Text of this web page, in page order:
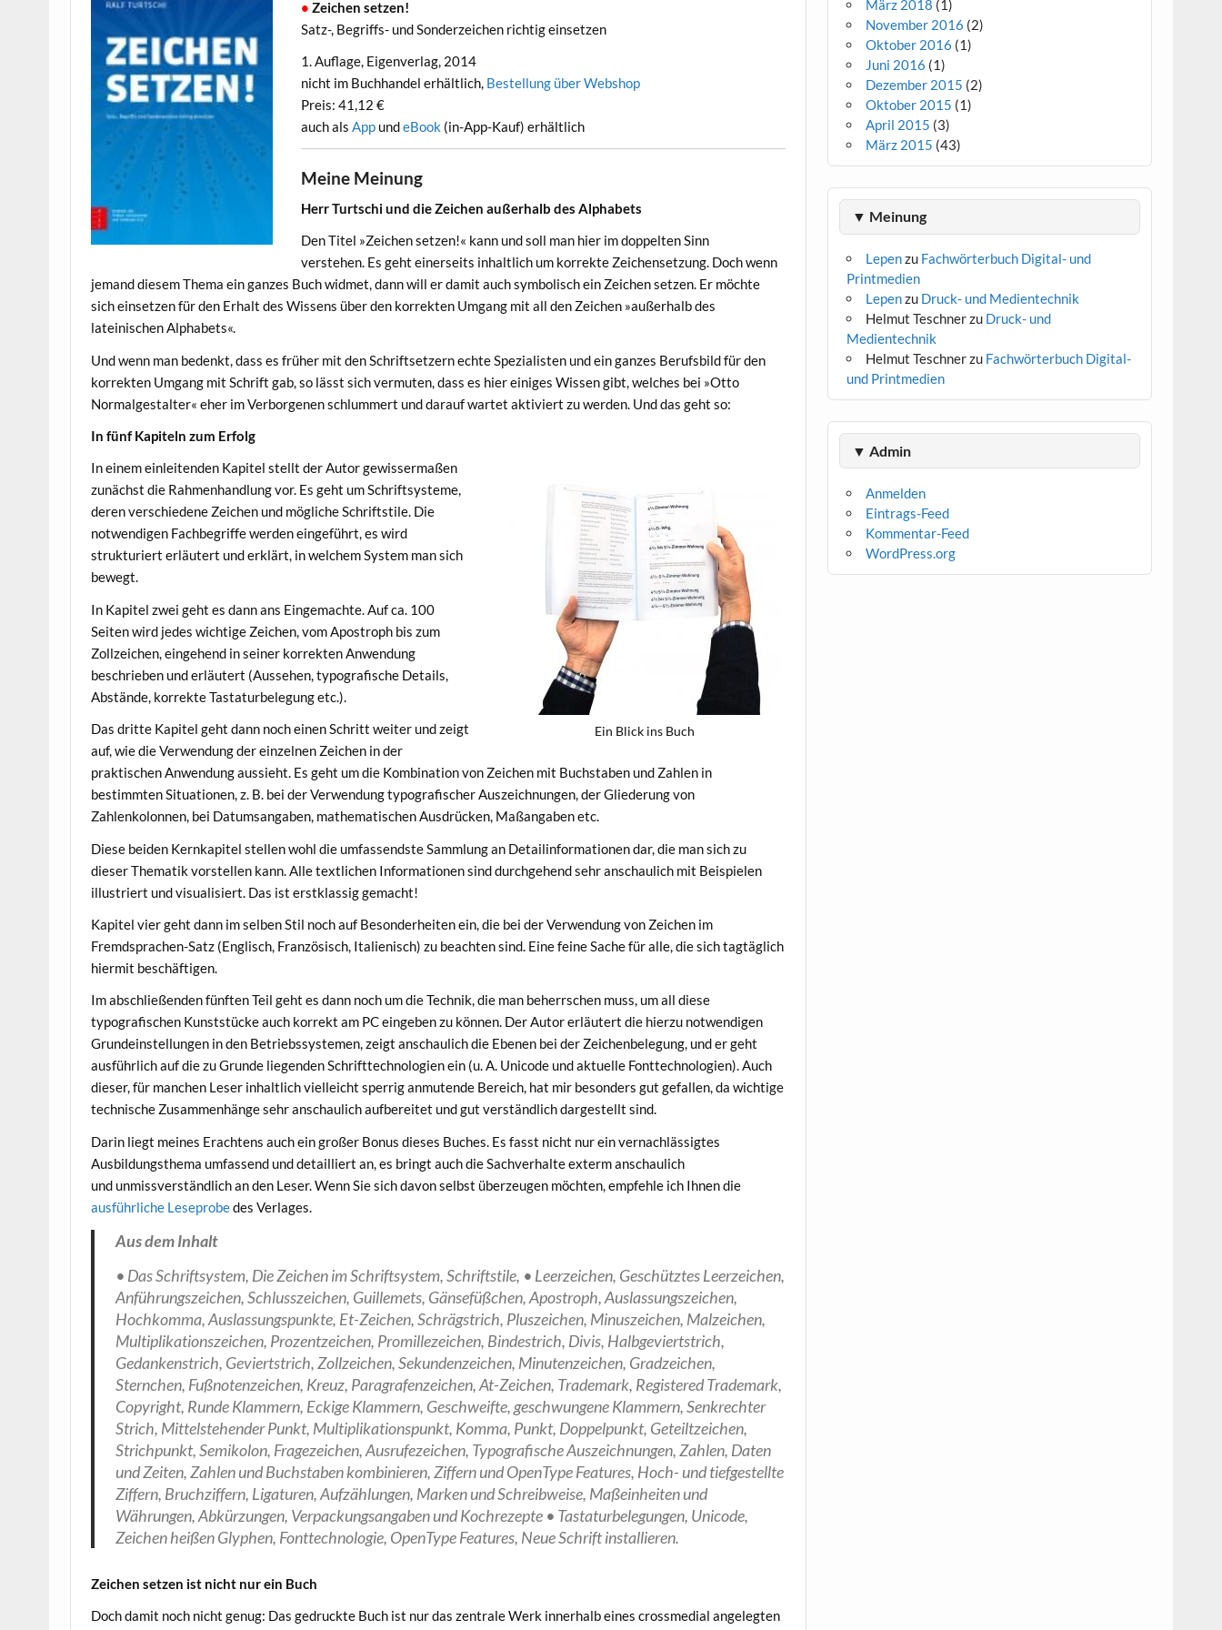
• Zeichen setzen!
Satz-, Begriffs- und Sonderzeichen richtig einsetzen•
1. Auflage, Eigenverlag, 2014•
nicht im Buchhandel erhältlich, Bestellung über Webshop•
Preis: 41,12 €•
auch als AppundeBook (in-App-Kauf) erhältlich•
Meine Meinung
Herr Turtschi und die Zeichen außerhalb des Alphabets
Den Titel »Zeichen setzen!« kann und soll man hier im doppelten Sinn
verstehen. Es geht einerseits inhaltlich um korrekte Zeichensetzung. Doch wenn
jemand diesem Thema ein ganzes Buch widmet, dann will er damit auch symbolisch ein Zeichen setzen. Er möchte
sich einsetzen für den Erhalt des Wissens über den korrekten Umgang mit all den Zeichen »außerhalb des
lateinischen Alphabets«.
Und wenn man bedenkt, dass es früher mit den Schriftsetzern echte Spezialisten und ein ganzes Berufsbild für den
korrekten Umgang mit Schrift gab, so lässt sich vermuten, dass es hier einiges Wissen gibt, welches bei »Otto
Normalgestalter« eher im Verborgenen schlummert und darauf wartet aktiviert zu werden. Und das geht so:
In fünf Kapiteln zum Erfolg
Ein Blick ins Buch
In einem einleitenden Kapitel stellt der Autor gewissermaßen
zunächst die Rahmenhandlung vor. Es geht um Schriftsysteme,
deren verschiedene Zeichen und mögliche Schriftstile. Die
notwendigen Fachbegriffe werden eingeführt, es wird
strukturiert erläutert und erklärt, in welchem System man sich
bewegt.
In Kapitel zwei geht es dann ans Eingemachte. Auf ca. 100
Seiten wird jedes wichtige Zeichen, vom Apostroph bis zum
Zollzeichen, eingehend in seiner korrekten Anwendung
beschrieben und erläutert (Aussehen, typografische Details,
Abstände, korrekte Tastaturbelegung etc.).
Das dritte Kapitel geht dann noch einen Schritt weiter und zeigt
auf, wie die Verwendung der einzelnen Zeichen in der
praktischen Anwendung aussieht. Es geht um die Kombination von Zeichen mit Buchstaben und Zahlen in
bestimmten Situationen, z. B. bei der Verwendung typografischer Auszeichnungen, der Gliederung von
Zahlenkolonnen, bei Datumsangaben, mathematischen Ausdrücken, Maßangaben etc.
Diese beiden Kernkapitel stellen wohl die umfassendste Sammlung an Detailinformationen dar, die man sich zu
dieser Thematik vorstellen kann. Alle textlichen Informationen sind durchgehend sehr anschaulich mit Beispielen
illustriert und visualisiert. Das ist erstklassig gemacht!
Kapitel vier geht dann im selben Stil noch auf Besonderheiten ein, die bei der Verwendung von Zeichen im
Fremdsprachen-Satz (Englisch, Französisch, Italienisch) zu beachten sind. Eine feine Sache für alle, die sich tagtäglich
hiermit beschäftigen.
Im abschließenden fünften Teil geht es dann noch um die Technik, die man beherrschen muss, um all diese
typografischen Kunststücke auch korrekt am PC eingeben zu können. Der Autor erläutert die hierzu notwendigen
Grundeinstellungen in den Betriebssystemen, zeigt anschaulich die Ebenen bei der Zeichenbelegung, und er geht
ausführlich auf die zu Grunde liegenden Schrifttechnologien ein (u. A. Unicode und aktuelle Fonttechnologien). Auch
dieser, für manchen Leser inhaltlich vielleicht sperrig anmutende Bereich, hat mir besonders gut gefallen, da wichtige
technische Zusammenhänge sehr anschaulich aufbereitet und gut verständlich dargestellt sind.
Darin liegt meines Erachtens auch ein großer Bonus dieses Buches. Es fasst nicht nur ein vernachlässigtes
Ausbildungsthema umfassend und detailliert an, es bringt auch die Sachverhalte exterm anschaulich
und unmissverständlich an den Leser. Wenn Sie sich davon selbst überzeugen möchten, empfehle ich Ihnen die
ausführliche Leseprobedes Verlages.
Aus dem Inhalt
• Das Schriftsystem, Die Zeichen im Schriftsystem, Schriftstile, • Leerzeichen, Geschütztes Leerzeichen,
Anführungszeichen, Schlusszeichen, Guillemets, Gänsefüßchen, Apostroph, Auslassungszeichen,
Hochkomma, Auslassungspunkte, Et-Zeichen, Schrägstrich, Pluszeichen, Minuszeichen, Malzeichen,
Multiplikationszeichen, Prozentzeichen, Promillezeichen, Bindestrich, Divis, Halbgeviertstrich,
Gedankenstrich, Geviertstrich, Zollzeichen, Sekundenzeichen, Minutenzeichen, Gradzeichen,
Sternchen, Fußnotenzeichen, Kreuz, Paragrafenzeichen, At-Zeichen, Trademark, Registered Trademark,
Copyright, Runde Klammern, Eckige Klammern, Geschweifte, geschwungene Klammern, Senkrechter
Strich, Mittelstehender Punkt, Multiplikationspunkt, Komma, Punkt, Doppelpunkt, Geteiltzeichen,
Strichpunkt, Semikolon, Fragezeichen, Ausrufezeichen, Typografische Auszeichnungen, Zahlen, Daten
und Zeiten, Zahlen und Buchstaben kombinieren, Ziffern und OpenType Features, Hoch- und tiefgestellte
Ziffern, Bruchziffern, Ligaturen, Aufzählungen, Marken und Schreibweise, Maßeinheiten und
Währungen, Abkürzungen, Verpackungsangaben und Kochrezepte • Tastaturbelegungen, Unicode,
Zeichen heißen Glyphen, Fonttechnologie, OpenType Features, Neue Schrift installieren.
Zeichen setzen ist nicht nur ein Buch
Doch damit noch nicht genug: Das gedruckte Buch ist nur das zentrale Werk innerhalb eines crossmedial angelegten
März 2018 (1)
November 2016 (2)
Oktober 2016 (1)
Juni 2016 (1)
Dezember 2015 (2)
Oktober 2015 (1)
April 2015 (3)
März 2015 (43)
▼ Meinung
Lepenzu Fachwörterbuch Digital- und
Printmedien
Lepenzu Druck- und Medientechnik
Helmut Teschnerzu Druck- und
Medientechnik
Helmut Teschnerzu Fachwörterbuch Digital-
und Printmedien
▼ Admin
Anmelden
Eintrags-Feed
Kommentar-Feed
WordPress.org